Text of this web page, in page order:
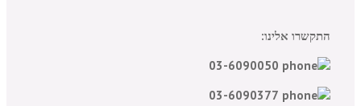
התקשרו אלינו: